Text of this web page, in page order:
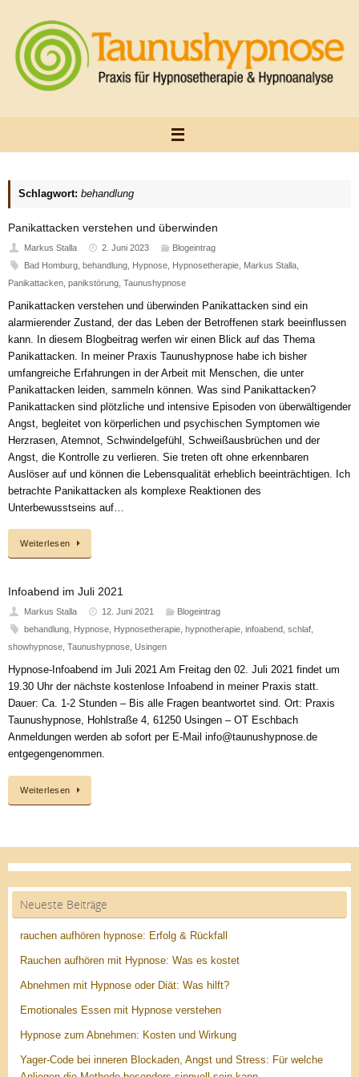
springen
Schlagwort: behandlung
Panikattacken verstehen und überwinden
Markus Stalla 2. Juni 2023
Blogeintrag
Bad Homburg, behandlung, Hypnose, Hypnosetherapie, Markus Stalla,
Panikattacken panikstörung Taunushypnose
Panikattacken verstehen und überwinden Panikattacken sind ein
alarmierender Zustand, der das Leben der Betroffenen stark beeinflussen
kann. In diesem Blogbeitrag werfen wir einen Blick auf das Thema
Panikattacken. In meiner Praxis Taunushypnose habe ich bisher
umfangreiche Erfahrungen in der Arbeit mit Menschen, die unter
Panikattacken leiden, sammeln können. Was sind Panikattacken?
Panikattacken sind plötzliche und intensive Episoden von überwältigender
Angst, begleitet von körperlichen und psychischen Symptomen wie
Herzrasen, Atemnot, Schwindelgefühl, Schweißausbrüchen und der
Angst, die Kontrolle zu verlieren. Sie treten oft ohne erkennbaren
Auslöser auf und können die Lebensqualität erheblich beeinträchtigen. Ich
betrachte Panikattacken als komplexe Reaktionen des
Unterbewusstseins auf…
Weiterlesen
Infoabend im Juli 2021
Markus Stalla 12. Juni 2021
Blogeintrag
behandlung, Hypnose, Hypnosetherapie, hypnotherapie, infoabend, schlaf,
showhypnose, Taunushypnose, Usingen
Hypnose-Infoabend im Juli 2021 Am Freitag den 02. Juli 2021 findet um
19.30 Uhr der nächste kostenlose Infoabend in meiner Praxis statt.
Dauer: Ca. 1-2 Stunden – Bis alle Fragen beantwortet sind. Ort: Praxis
Taunushypnose, Hohlstraße 4, 61250 Usingen – OT Eschbach
Anmeldungen werden ab sofort per E-Mail info@taunushypnose.de
entgegengenommen.
Weiterlesen
Neueste Beiträge
rauchen aufhören hypnose: Erfolg & Rückfall
Rauchen aufhören mit Hypnose: Was es kostet
Abnehmen mit Hypnose oder Diät: Was hilft?
Emotionales Essen mit Hypnose verstehen
Hypnose zum Abnehmen: Kosten und Wirkung
Yager-Code bei inneren Blockaden, Angst und Stress: Für welche